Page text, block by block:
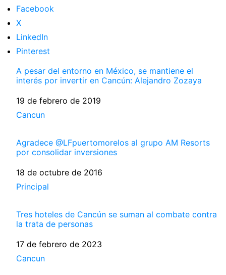
Facebook
X
LinkedIn
Pinterest
A pesar del entorno en México, se mantiene el
interés por invertir en Cancún: Alejandro Zozaya
Fecha
19 de febrero de 2019
Respecto a
Cancun
Agradece @LFpuertomorelos al grupo AM Resorts
por consolidar inversiones
Fecha
18 de octubre de 2016
Respecto a
Principal
Tres hoteles de Cancún se suman al combate contra
la trata de personas
Fecha
17 de febrero de 2023
Respecto a
Cancun